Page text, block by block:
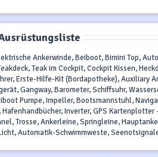
Ankerwinde, Beiboot, Bimini Top,
Teak im Cockpit, Cockpit Kissen,
Erste-Hilfe-Kit (Bordapotheke), Auxiliary
Gangway, Barometer, Schiffsuhr,
Pumpe, Impeller, Bootsmannstuhl,
Hafenhandbücher, Inverter, GPS
Trosse, Ankerleine, Springleine,
Automatik-Schwimmweste,